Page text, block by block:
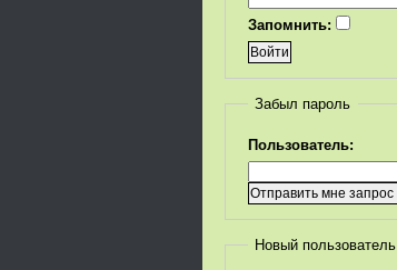
Запомнить:
Забыл пароль
Пользователь:
Новый пользователь